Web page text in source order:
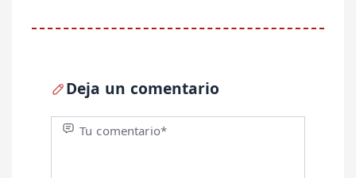
Deja un comentario
Tu comentario*